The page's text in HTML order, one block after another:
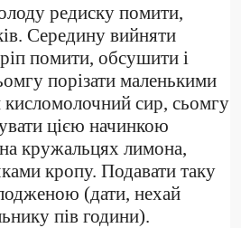
редиску помити,
Середину вийняти
помити, обсушити і
порізати маленькими
сир, сьомгу
цією начинкою
кружальцях лимона,
кропу. Подавати таку
(дати, нехай
пів години).